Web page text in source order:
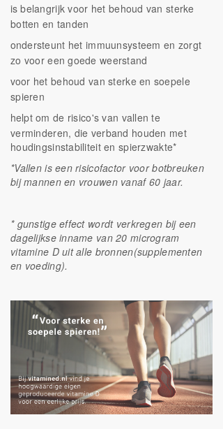
is belangrijk voor het behoud van sterke
botten en tanden
ondersteunt het immuunsysteem en zorgt
zo voor een goede weerstand
voor het behoud van sterke en soepele
spieren
helpt om de risico's van vallen te
verminderen, die verband houden met
houdingsinstabiliteit en spierzwakte*
*Vallen is een risicofactor voor botbreuken
bij mannen en vrouwen vanaf 60 jaar.
* gunstige effect wordt verkregen bij een
dagelijkse inname van 20 microgram
vitamine D uit alle bronnen(supplementen
en voeding).